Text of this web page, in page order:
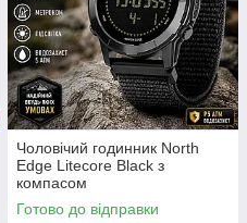
Чоловічий годинник North
Edge Litecore Black з
компасом
Готово до відправки